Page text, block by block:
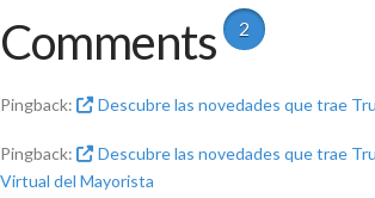
Comments 2
Pingback: Descubre las novedades que trae
Pingback:
Descubre las novedades que trae
Virtual del Mayorista